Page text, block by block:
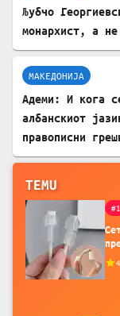
Љубчо
монархист, а не
МАКЕДОНИЈА
Адеми: И кога
албанскиот
правописни
TEMU